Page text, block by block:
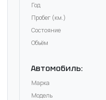
Год
Пробег (км.)
Состояние
Объём
Автомобиль:
Марка
Модель